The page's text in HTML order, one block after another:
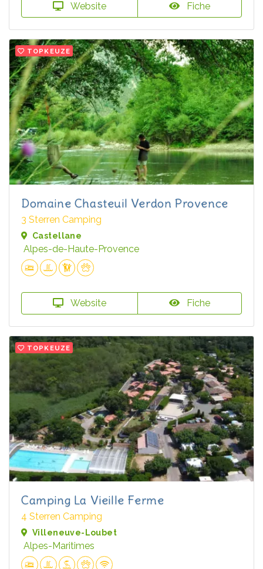
Website Fiche
TOPKEUZE
Domaine Chasteuil Verdon Provence
3 Sterren Camping
Castellane
Alpes-de-Haute-Provence
Website Fiche
TOPKEUZE
Camping La Vieille Ferme
4 Sterren Camping
Villeneuve-Loubet
Alpes-Maritimes